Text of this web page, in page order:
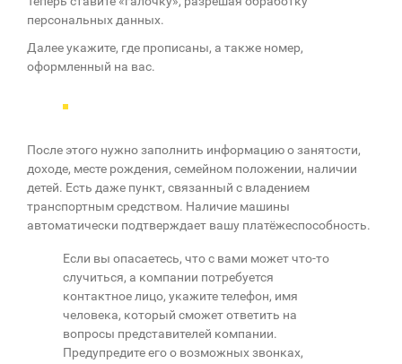
персональных данных.
Далее укажите, где прописаны, а также номер,
оформленный на вас.
После этого нужно заполнить информацию о занятости,
доходе, месте рождения, семейном положении, наличии
детей. Есть даже пункт, связанный с владением
транспортным средством. Наличие машины
автоматически подтверждает вашу платёжеспособность.
Если вы опасаетесь, что с вами может что-то
случиться, а компании потребуется
контактное лицо, укажите телефон, имя
человека, который сможет ответить на
вопросы представителей компании.
Предупредите его о возможных звонках,